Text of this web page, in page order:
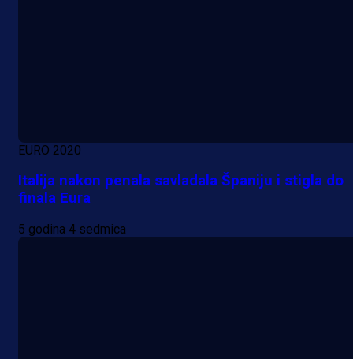
Lukić seli u Bundesligu? Dva
reprezentativca!
EURO 2020
Italija nakon penala savladala Španiju i stigla do
finala Eura
5 godina 4 sedmica